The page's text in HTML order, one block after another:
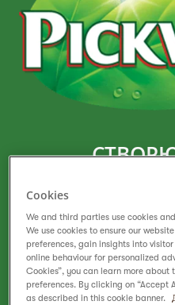
1 упаковка чаю
на
Cookies
We and third parties use cookies
We use cookies to ensure our
preferences, gain insights into
online behaviour for personalized
Cookies”, you can learn more about
preferences. By clicking on “Accept
as described in this cookie banner.